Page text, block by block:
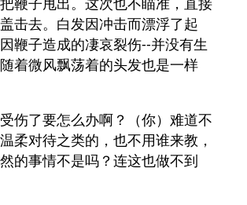
击去。白发因冲击而漂浮了起
鞭子造成的凄哀裂伤--并没有生
着微风飘荡着的头发也是一样
受伤了要怎么办啊？（你）难道不
柔对待之类的，也不用谁来教，
的事情不是吗？连这也做不到